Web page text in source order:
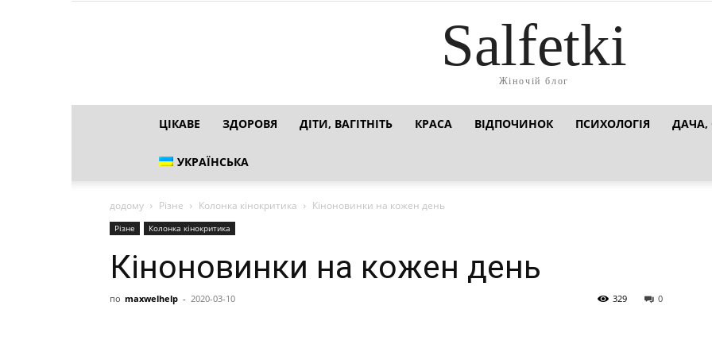
Salfetki
Жіночій блог
ЦІКАВЕ ЗДОРОВЯ ДІТИ, ВАГІТНІТЬ КРАСА ВІДПОЧИНОК ПСИХОЛОГІЯ ДАЧА,
УКРАЇНСЬКА
додому Різне Колонка кінокритика Кіноновинки на кожен день
Різне Колонка кінокритика
Кіноновинки на кожен день
по maxwelhelp - 2020-03-10 0
329